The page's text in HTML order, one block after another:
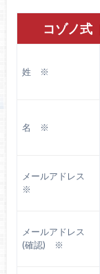
コゾノ式
姓 ※
名 ※
メールアドレス
※
メールアドレス
(確認) ※